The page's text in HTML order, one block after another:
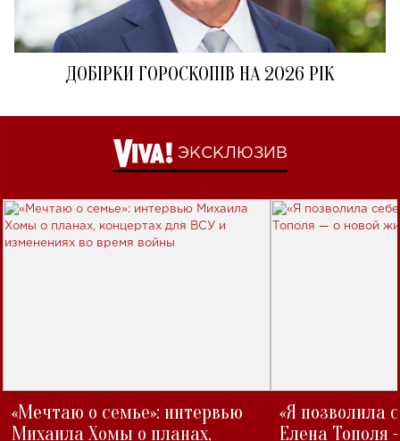
ДОБІРКИ ГОРОСКОПІВ НА 2026 РІК
ЭКСКЛЮЗИВ
«Мечтаю о семье»: интервью
Михаила Хомы о планах,
«Я позволила
Елена Тополя